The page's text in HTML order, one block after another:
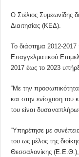
Ο Στέλιος Συμεωνίδης
Διαιτησίας (ΚΕΔ).
Το διάστημα 2012-2017
Επαγγελματικού
2017 έως το 2023
“Με την
και στην ενίσχυση
του είναι
“Υπηρέτησε με
του ως μέλος της
Θεσσαλονίκης (Ε.Ε.Θ.),